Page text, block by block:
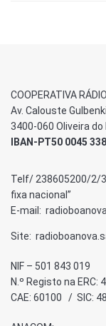
COOPERATIVA
Av. Calouste
3400-060 Oliveira do
IBAN-PT50 0045
Telf/ 238605200/2/
fixa nacional”
E-mail:
Site:
NIF – 501 843 019
N.º Registo na ERC:
CAE: 60100 / SIC: